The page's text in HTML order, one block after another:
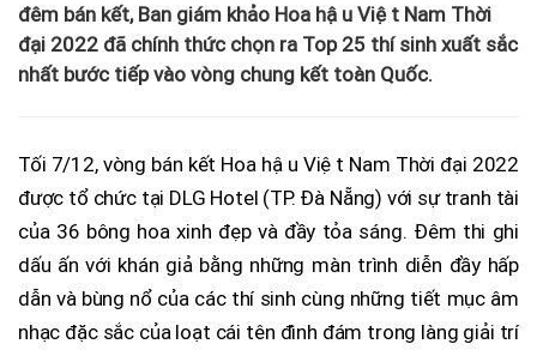
đêm bán kết, Ban giám khảo Hoa hậu Việt Nam Thời
đại 2022 đã chính thức chọn ra Top 25 thí sinh xuất sắc
nhất bước tiếp vào vòng chung kết toàn Quốc.
Tối 7/12, vòng bán kết Hoa hậu Việt Nam Thời đại 2022
được tổ chức tại DLG Hotel (TP. Đà Nẵng) với sự tranh tài
của 36 bông hoa xinh đẹp và đầy tỏa sáng. Đêm thi ghi
dấu ấn với khán giả bằng những màn trình diễn đầy hấp
dẫn và bùng nổ của các thí sinh cùng những tiết mục âm
nhạc đặc sắc của loạt cái tên đình đám trong làng giải trí